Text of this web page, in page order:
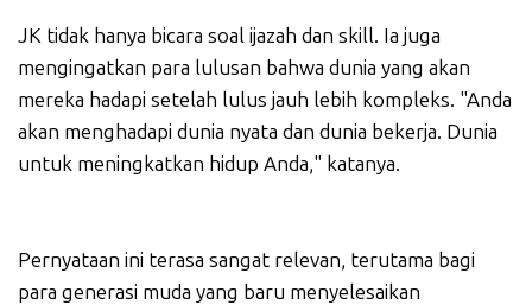
JK tidak hanya bicara soal ijazah dan skill. Ia juga
mengingatkan para lulusan bahwa dunia yang akan
mereka hadapi setelah lulus jauh lebih kompleks. "Anda
akan menghadapi dunia nyata dan dunia bekerja. Dunia
untuk meningkatkan hidup Anda," katanya.
Pernyataan ini terasa sangat relevan, terutama bagi
para generasi muda yang baru menyelesaikan